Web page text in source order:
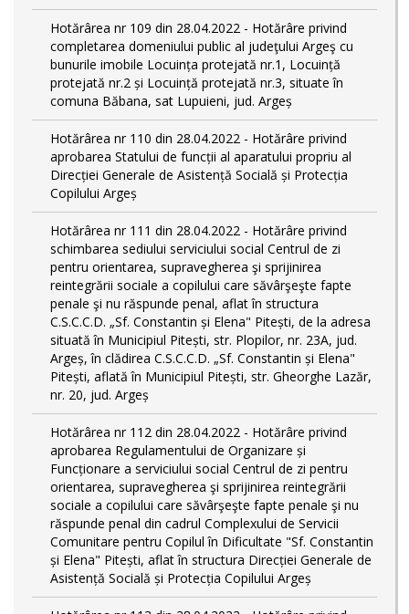
Hotărârea nr 109 din 28.04.2022 - Hotărâre privind
completarea domeniului public al judeţului Argeş cu
bunurile imobile Locuința protejată nr.1, Locuință
protejată nr.2 și Locuință protejată nr.3, situate în
comuna Băbana, sat Lupuieni, jud. Argeș
Hotărârea nr 110 din 28.04.2022 - Hotărâre privind
aprobarea Statului de funcții al aparatului propriu al
Direcției Generale de Asistență Socială și Protecția
Copilului Argeș
Hotărârea nr 111 din 28.04.2022 - Hotărâre privind
schimbarea sediului serviciului social Centrul de zi
pentru orientarea, supravegherea şi sprijinirea
reintegrării sociale a copilului care săvârşeşte fapte
penale şi nu răspunde penal, aflat în structura
C.S.C.C.D. „Sf. Constantin și Elena" Pitești, de la adresa
situată în Municipiul Pitești, str. Plopilor, nr. 23A, jud.
Argeș, în clădirea C.S.C.C.D. „Sf. Constantin și Elena"
Pitești, aflată în Municipiul Pitești, str. Gheorghe Lazăr,
nr. 20, jud. Argeș
Hotărârea nr 112 din 28.04.2022 - Hotărâre privind
aprobarea Regulamentului de Organizare și
Funcționare a serviciului social Centrul de zi pentru
orientarea, supravegherea şi sprijinirea reintegrării
sociale a copilului care săvârşeşte fapte penale şi nu
răspunde penal din cadrul Complexului de Servicii
Comunitare pentru Copilul în Dificultate "Sf. Constantin
și Elena" Pitești, aflat în structura Direcției Generale de
Asistență Socială și Protecția Copilului Argeș